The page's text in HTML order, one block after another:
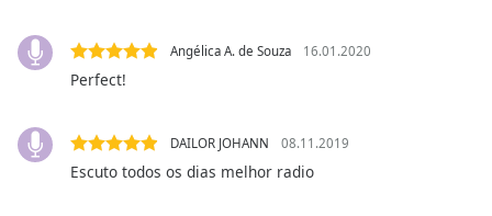
Close
Modal
dialog
Angélica A. de Souza 16.01.2020
Perfect!
DAILOR JOHANN 08.11.2019
Escuto todos os dias melhor radio